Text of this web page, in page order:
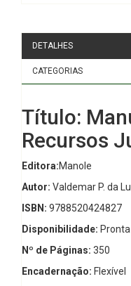
DETALHES
CATEGORIAS
Título:
Recursos
Editora:Manole
Autor: Valdemar P. da
ISBN: 9788520424827
Disponibilidade:
Nº de Páginas: 350
Encadernação: Flexível